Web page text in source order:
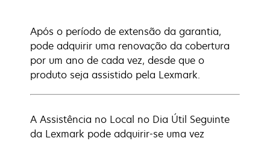
Após o período de extensão da garantia,
pode adquirir uma renovação da cobertura
por um ano de cada vez, desde que o
produto seja assistido pela Lexmark.
A Assistência no Local no Dia Útil Seguinte
da Lexmark pode adquirir-se uma vez